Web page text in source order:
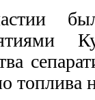
топлива